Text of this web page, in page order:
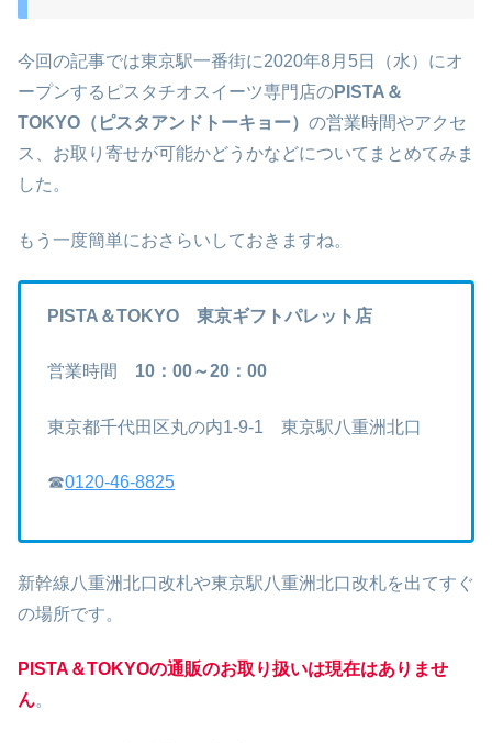
今回の記事では東京駅一番街に2020年8月5日（水）にオ
ープンするピスタチオスイーツ専門店のPISTA＆
TOKYO（ピスタアンドトーキョー） の営業時間やアクセ
ス、お取り寄せが可能かどうかなどについてまとめてみま
した。
もう一度簡単におさらいしておきますね。
PISTA＆TOKYO 東京ギフトパレット店
営業時間 10：00～20：00
東京都千代田区丸の内1-9-1 東京駅八重洲北口
☎0120-46-8825
新幹線八重洲北口改札や東京駅八重洲北口改札を出てすぐ
の場所です。
PISTA＆TOKYOの通販のお取り扱いは現在はありませ
ん。